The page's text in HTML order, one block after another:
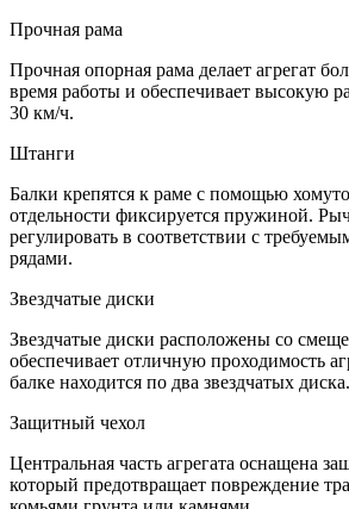
Прочная рама
Прочная опорная рама делает агрегат
время работы и обеспечивает высокую
30 км/ч.
Штанги
Балки крепятся к раме с помощью
отдельности фиксируется пружиной.
регулировать в соответствии с
рядами.
Звездчатые диски
Звездчатые диски расположены со
обеспечивает отличную проходимость
балке находится по два звездчатых диска.
Защитный чехол
Центральная часть агрегата оснащена
который предотвращает повреждение